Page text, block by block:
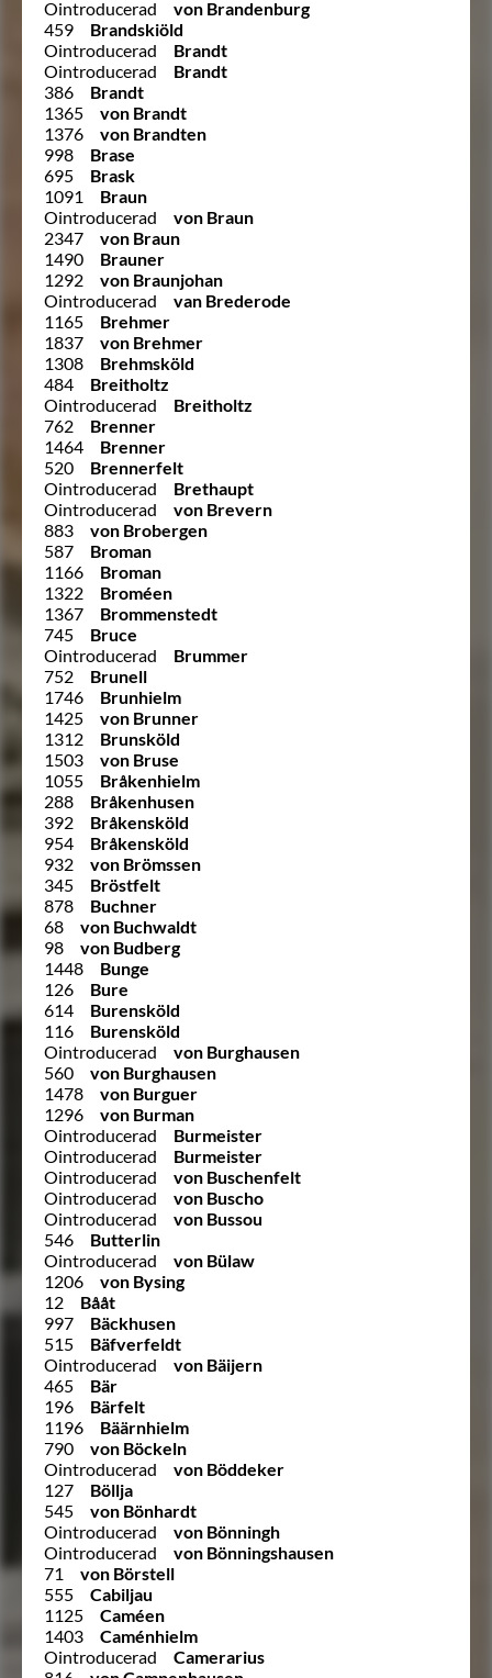
Ointroducerad
von Brandenburg
459
Brandskiöld
Ointroducerad
Brandt
Ointroducerad
Brandt
386
Brandt
1365
von Brandt
1376
von Brandten
998
Brase
695
Brask
1091
Braun
Ointroducerad
von Braun
2347
von Braun
1490
Brauner
1292
von Braunjohan
Ointroducerad
van Brederode
1165
Brehmer
1837
von Brehmer
1308
Brehmsköld
484
Breitholtz
Ointroducerad
Breitholtz
762
Brenner
1464
Brenner
520
Brennerfelt
Ointroducerad
Brethaupt
Ointroducerad
von Brevern
883
von Brobergen
587
Broman
1166
Broman
1322
Broméen
1367
Brommenstedt
745
Bruce
Ointroducerad
Brummer
752
Brunell
1746
Brunhielm
1425
von Brunner
1312
Brunsköld
1503
von Bruse
1055
Bråkenhielm
288
Bråkenhusen
392
Bråkensköld
954
Bråkensköld
932
von Brömssen
345
Bröstfelt
878
Buchner
68
von Buchwaldt
98
von Budberg
1448
Bunge
126
Bure
614
Burensköld
116
Burensköld
Ointroducerad
von Burghausen
560
von Burghausen
1478
von Burguer
1296
von Burman
Ointroducerad
Burmeister
Ointroducerad
Burmeister
Ointroducerad
von Buschenfelt
Ointroducerad
von Buscho
Ointroducerad
von Bussou
546
Butterlin
Ointroducerad
von Bülaw
1206
von Bysing
12
Bååt
997
Bäckhusen
515
Bäfverfeldt
Ointroducerad
von Bäijern
465
Bär
196
Bärfelt
1196
Bäärnhielm
790
von Böckeln
Ointroducerad
von Böddeker
127
Böllja
545
von Bönhardt
Ointroducerad
von Bönningh
Ointroducerad
von Bönningshausen
71
von Börstell
555
Cabiljau
1125
Caméen
1403
Caménhielm
Ointroducerad
Camerarius